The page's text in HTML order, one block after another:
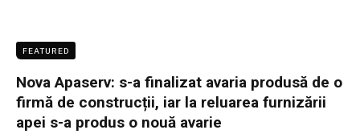
FEATURED
Nova Apaserv: s-a finalizat avaria produsă de o
firmă de construcții, iar la reluarea furnizării
apei s-a produs o nouă avarie